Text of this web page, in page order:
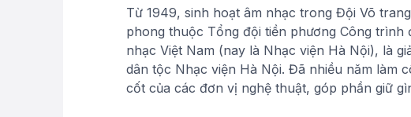
Từ 1949, sinh hoạt âm nhạc trong Đội Võ
phong thuộc Tổng đội tiền phương Công trình
nhạc Việt Nam (nay là Nhạc viện Hà Nội), là
dân tộc Nhạc viện Hà Nội. Đã nhiều năm làm
cốt của các đơn vị nghệ thuật, góp phần giữ